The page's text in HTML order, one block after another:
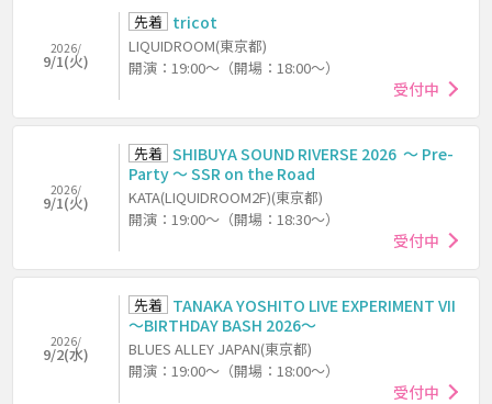
2026/
9/1(火)
先着 tricot
LIQUIDROOM(東京都)
開演：19:00～（開場：18:00～）
受付中
2026/
9/1(火)
先着 SHIBUYA SOUND RIVERSE 2026 ～ Pre-
Party ～ SSR on the Road
KATA(LIQUIDROOM2F)(東京都)
開演：19:00～（開場：18:30～）
受付中
2026/
9/2(水)
先着 TANAKA YOSHITO LIVE EXPERIMENT VII
～BIRTHDAY BASH 2026～
BLUES ALLEY JAPAN(東京都)
開演：19:00～（開場：18:00～）
受付中